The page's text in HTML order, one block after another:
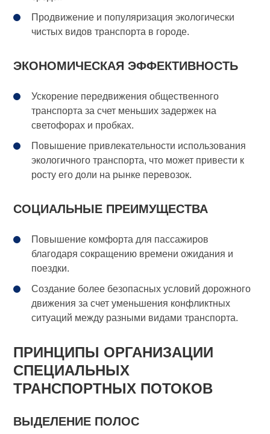
Продвижение и популяризация экологически
чистых видов транспорта в городе.
ЭКОНОМИЧЕСКАЯ ЭФФЕКТИВНОСТЬ
Ускорение передвижения общественного
транспорта за счет меньших задержек на
светофорах и пробках.
Повышение привлекательности использования
экологичного транспорта, что может привести к
росту его доли на рынке перевозок.
СОЦИАЛЬНЫЕ ПРЕИМУЩЕСТВА
Повышение комфорта для пассажиров
благодаря сокращению времени ожидания и
поездки.
Создание более безопасных условий дорожного
движения за счет уменьшения конфликтных
ситуаций между разными видами транспорта.
ПРИНЦИПЫ ОРГАНИЗАЦИИ
СПЕЦИАЛЬНЫХ
ТРАНСПОРТНЫХ ПОТОКОВ
ВЫДЕЛЕНИЕ ПОЛОС